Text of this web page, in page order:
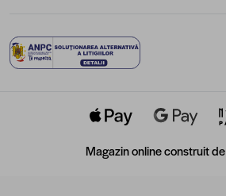
Magazin online construit de